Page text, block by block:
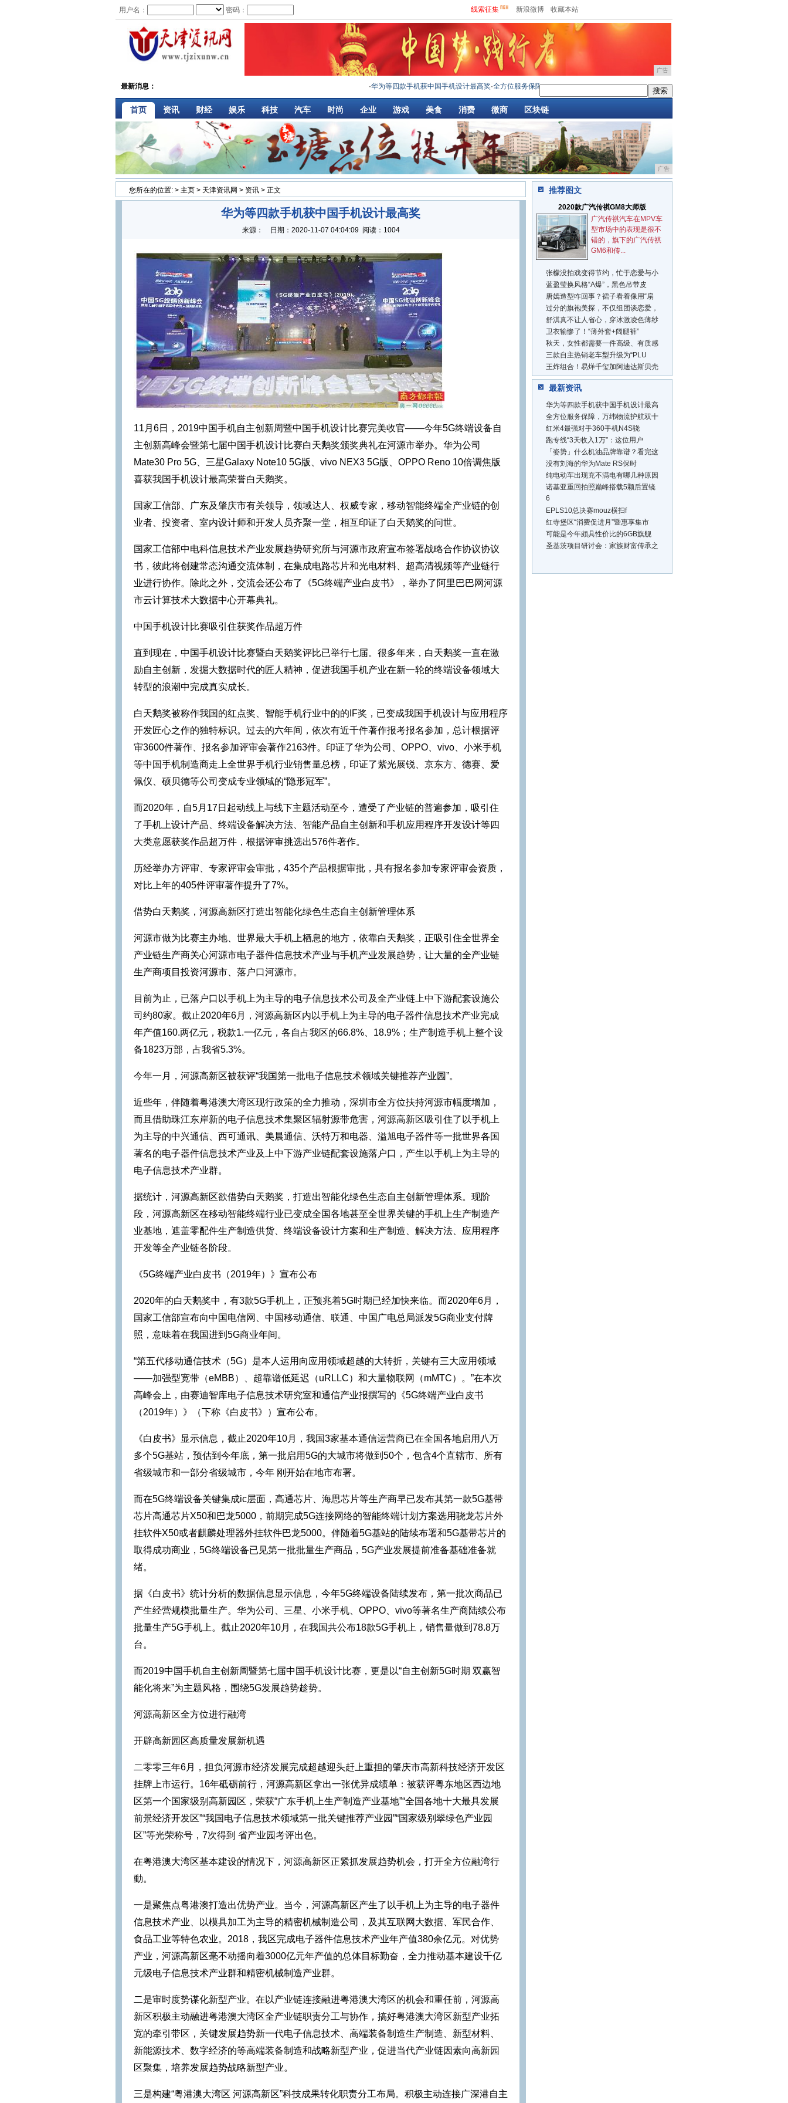
用户名： 密码： 线索征集 新浪微博 收藏本站
广告
最新消息： 华为等四款手机获中国手机设计最高奖·全方位服务保障，万纬物流护航双十一·红米4最强对手360手机N4S骁龙版英伦灰开箱
首页 资讯 财经 娱乐 科技 汽车 时尚 企业 游戏 美食 消费 微商 区块链
广告
您所在的位置: > 主页 > 天津资讯网 > 资讯 > 正文
华为等四款手机获中国手机设计最高奖
来源： 日期： 2020-11-07 04:04:09 阅读：1004
11月6日，2019中国手机自主创新周暨中国手机设计比赛完美收官——今年5G终端设备自
主创新高峰会暨第七届中国手机设计比赛白天鹅奖颁奖典礼在河源市举办。华为公司
Mate30 Pro 5G、三星Galaxy Note10 5G版、vivo NEX3 5G版、OPPO Reno 10倍调焦版
喜获我国手机设计最高荣誉白天鹅奖。
国家工信部、广东及肇庆市有关领导，领域达人、权威专家，移动智能终端全产业链的创
业者、投资者、室内设计师和开发人员齐聚一堂，相互印证了白天鹅奖的问世。
国家工信部中电科信息技术产业发展趋势研究所与河源市政府宣布签署战略合作协议协议
书，彼此将创建常态沟通交流体制，在集成电路芯片和光电材料、超高清视频等产业链行
业进行协作。除此之外，交流会还公布了《5G终端产业白皮书》，举办了阿里巴巴网河源
市云计算技术大数据中心开幕典礼。
中国手机设计比赛吸引住获奖作品超万件
直到现在，中国手机设计比赛暨白天鹅奖评比已举行七届。很多年来，白天鹅奖一直在激
励自主创新，发掘大数据时代的匠人精神，促进我国手机产业在新一轮的终端设备领域大
转型的浪潮中完成真实成长。
白天鹅奖被称作我国的红点奖、智能手机行业中的的IF奖，已变成我国手机设计与应用程序
开发匠心之作的独特标识。过去的六年间，依次有近千件著作报考报名参加，总计根据评
审3600件著作、报名参加评审会著作2163件。印证了华为公司、OPPO、vivo、小米手机
等中国手机制造商走上全世界手机行业销售量总榜，印证了紫光展锐、京东方、德赛、爱
佩仪、硕贝德等公司变成专业领域的“隐形冠军”。
而2020年，自5月17日起动线上与线下主题活动至今，遭受了产业链的普遍参加，吸引住
了手机上设计产品、终端设备解决方法、智能产品自主创新和手机应用程序开发设计等四
大类意愿获奖作品超万件，根据评审挑选出576件著作。
历经举办方评审、专家评审会审批，435个产品根据审批，具有报名参加专家评审会资质，
对比上年的405件评审著作提升了7%。
借势白天鹅奖，河源高新区打造出智能化绿色生态自主创新管理体系
河源市做为比赛主办地、世界最大手机上栖息的地方，依靠白天鹅奖，正吸引住全世界全
产业链生产商关心河源市电子器件信息技术产业与手机产业发展趋势，让大量的全产业链
生产商项目投资河源市、落户口河源市。
目前为止，已落户口以手机上为主导的电子信息技术公司及全产业链上中下游配套设施公
司约80家。截止2020年6月，河源高新区内以手机上为主导的电子器件信息技术产业完成
年产值160.两亿元，税款1.一亿元，各自占我区的66.8%、18.9%；生产制造手机上整个设
备1823万部，占我省5.3%。
今年一月，河源高新区被获评“我国第一批电子信息技术领域关键推荐产业园”。
近些年，伴随着粤港澳大湾区现行政策的全力推动，深圳市全方位扶持河源市幅度增加，
而且借助珠江东岸新的电子信息技术集聚区辐射源带危害，河源高新区吸引住了以手机上
为主导的中兴通信、西可通讯、美晨通信、沃特万和电器、溢旭电子器件等一批世界各国
著名的电子器件信息技术产业及上中下游产业链配套设施落户口，产生以手机上为主导的
电子信息技术产业群。
据统计，河源高新区欲借势白天鹅奖，打造出智能化绿色生态自主创新管理体系。现阶
段，河源高新区在移动智能终端行业已变成全国各地甚至全世界关键的手机上生产制造产
业基地，遮盖零配件生产制造供货、终端设备设计方案和生产制造、解决方法、应用程序
开发等全产业链各阶段。
《5G终端产业白皮书（2019年）》宣布公布
2020年的白天鹅奖中，有3款5G手机上，正预兆着5G时期已经加快来临。而2020年6月，
国家工信部宣布向中国电信网、中国移动通信、联通、中国广电总局派发5G商业支付牌
照，意味着在我国进到5G商业年间。
“第五代移动通信技术（5G）是本人运用向应用领域超越的大转折，关键有三大应用领域
——加强型宽带（eMBB）、超靠谱低延迟（uRLLC）和大量物联网（mMTC）。”在本次
高峰会上，由赛迪智库电子信息技术研究室和通信产业报撰写的《5G终端产业白皮书
（2019年）》（下称《白皮书》）宣布公布。
《白皮书》显示信息，截止2020年10月，我国3家基本通信运营商已在全国各地启用八万
多个5G基站，预估到今年底，第一批启用5G的大城市将做到50个，包含4个直辖市、所有
省级城市和一部分省级城市，今年 刚开始在地市布署。
而在5G终端设备关键集成ic层面，高通芯片、海思芯片等生产商早已发布其第一款5G基带
芯片高通芯片X50和巴龙5000，前期完成5G连接网络的智能终端计划方案选用骁龙芯片外
挂软件X50或者麒麟处理器外挂软件巴龙5000。伴随着5G基站的陆续布署和5G基带芯片的
取得成功商业，5G终端设备已见第一批批量生产商品，5G产业发展提前准备基础准备就
绪。
据《白皮书》统计分析的数据信息显示信息，今年5G终端设备陆续发布，第一批次商品已
产生经营规模批量生产。华为公司、三星、小米手机、OPPO、vivo等著名生产商陆续公布
批量生产5G手机上。截止2020年10月，在我国共公布18款5G手机上，销售量做到78.8万
台。
而2019中国手机自主创新周暨第七届中国手机设计比赛，更是以“自主创新5G时期 双赢智
能化将来”为主题风格，围绕5G发展趋势趁势。
河源高新区全方位进行融湾
开辟高新园区高质量发展新机遇
二零零三年6月，担负河源市经济发展完成超越迎头赶上重担的肇庆市高新科技经济开发区
挂牌上市运行。16年砥砺前行，河源高新区拿出一张优异成绩单：被获评粤东地区西边地
区第一个国家级别高新园区，荣获“广东手机上生产制造产业基地”“全国各地十大最具发展
前景经济开发区”“我国电子信息技术领域第一批关键推荐产业园”“国家级别翠绿色产业园
区”等光荣称号，7次得到 省产业园考评出色。
在粤港澳大湾区基本建设的情况下，河源高新区正紧抓发展趋势机会，打开全方位融湾行
動。
一是聚焦点粤港澳打造出优势产业。当今，河源高新区产生了以手机上为主导的电子器件
信息技术产业、以模具加工为主导的精密机械制造公司，及其互联网大数据、军民合作、
食品工业等特色农业。2018，我区完成电子器件信息技术产业年产值380余亿元。对优势
产业，河源高新区毫不动摇向着3000亿元年产值的总体目标勤奋，全力推动基本建设千亿
元级电子信息技术产业群和精密机械制造产业群。
二是审时度势谋化新型产业。在以产业链连接融进粤港澳大湾区的机会和重任前，河源高
新区积极主动融进粤港澳大湾区全产业链职责分工与协作，搞好粤港澳大湾区新型产业拓
宽的牵引带区，关键发展趋势新一代电子信息技术、高端装备制造生产制造、新型材料、
新能源技术、数字经济的等高端装备制造和战略新型产业，促进当代产业链因素向高新园
区聚集，培养发展趋势战略新型产业。
三是构建“粤港澳大湾区 河源高新区”科技成果转化职责分工布局。积极主动连接广深港自主
推荐图文
2020款广汽传祺GM8大师版
广汽传祺汽车在MPV车
型市场中的表现是很不
错的，旗下的广汽传祺
GM6和传...
张檬没拍戏变得节约，忙于恋爱与小
蓝盈莹换风格“A爆”，黑色吊带皮
唐嫣造型咋回事？裙子看着像用“扇
过分的旗袍美探，不仅组团谈恋爱，
舒淇真不让人省心，穿冰激凌色薄纱
​卫衣输惨了！“薄外套+阔腿裤”
秋天，女性都需要一件高级、有质感
三款自主热销老车型升级为“PLU
王炸组合！易烊千玺加阿迪达斯贝壳
最新资讯
华为等四款手机获中国手机设计最高
全方位服务保障，万纬物流护航双十
红米4最强对手360手机N4S骁
跑专线“3天收入1万”：这位用户
「姿势」什么机油品牌靠谱？看完这
没有刘海的华为Mate RS保时
纯电动车出现充不满电有哪几种原因
诺基亚重回拍照巅峰搭载5颗后置镜
6
EPLS10总决赛mouz横扫f
红寺堡区“消费促进月”暨惠享集市
可能是今年颇具性价比的6GB旗舰
圣基茨项目研讨会：家族财富传承之